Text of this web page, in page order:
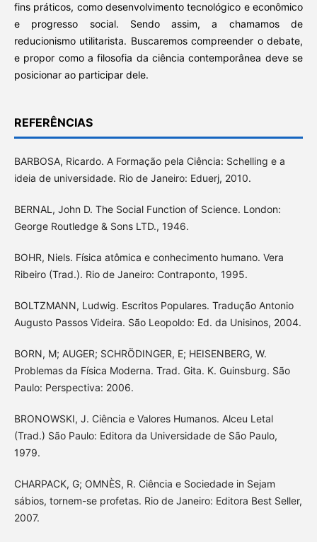
fins práticos, como desenvolvimento tecnológico e econômico
e progresso social. Sendo assim, a chamamos de
reducionismo utilitarista. Buscaremos compreender o debate,
e propor como a filosofia da ciência contemporânea deve se
posicionar ao participar dele.
REFERÊNCIAS
BARBOSA, Ricardo. A Formação pela Ciência: Schelling e a
ideia de universidade. Rio de Janeiro: Eduerj, 2010.
BERNAL, John D. The Social Function of Science. London:
George Routledge & Sons LTD., 1946.
BOHR, Niels. Física atômica e conhecimento humano. Vera
Ribeiro (Trad.). Rio de Janeiro: Contraponto, 1995.
BOLTZMANN, Ludwig. Escritos Populares. Tradução Antonio
Augusto Passos Videira. São Leopoldo: Ed. da Unisinos, 2004.
BORN, M; AUGER; SCHRÖDINGER, E; HEISENBERG, W.
Problemas da Física Moderna. Trad. Gita. K. Guinsburg. São
Paulo: Perspectiva: 2006.
BRONOWSKI, J. Ciência e Valores Humanos. Alceu Letal
(Trad.) São Paulo: Editora da Universidade de São Paulo,
1979.
CHARPACK, G; OMNÈS, R. Ciência e Sociedade in Sejam
sábios, tornem-se profetas. Rio de Janeiro: Editora Best Seller,
2007.